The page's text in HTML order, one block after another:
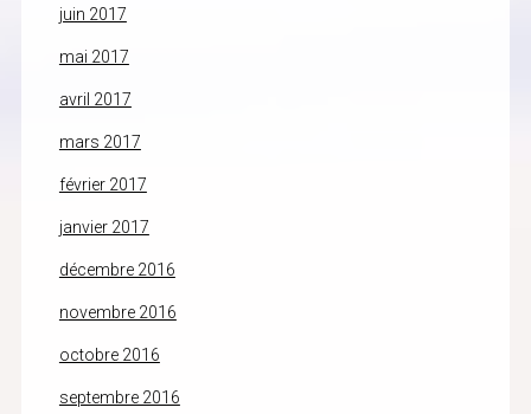
juin 2017
mai 2017
avril 2017
mars 2017
février 2017
janvier 2017
décembre 2016
novembre 2016
octobre 2016
septembre 2016